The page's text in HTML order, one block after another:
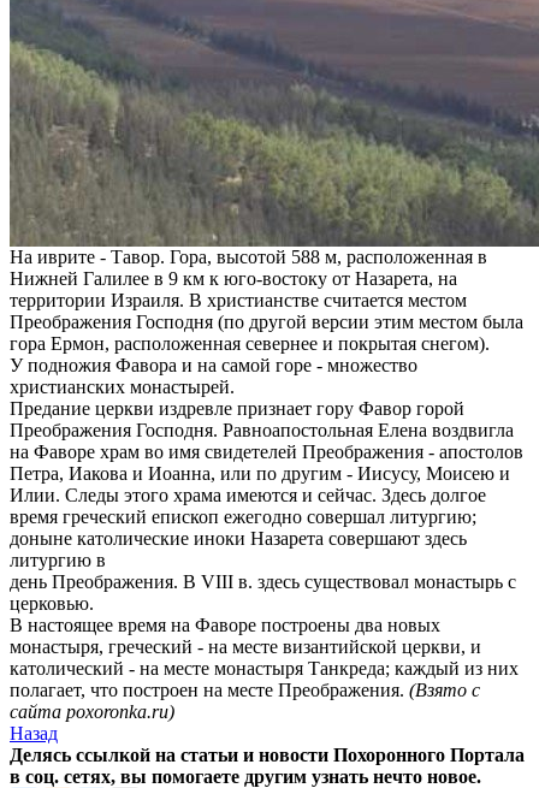
На иврите - Тавор. Гора, высотой 588 м, расположенная в
Нижней Галилее в 9 км к юго-востоку от Назарета, на
территории Израиля. В христианстве считается местом
Преображения Господня (по другой версии этим местом была
гора Ермон, расположенная севернее и покрытая снегом).
У подножия Фавора и на самой горе - множество
христианских монастырей.
Предание церкви издревле признает гору Фавор горой
Преображения Господня. Равноапостольная Елена воздвигла
на Фаворе храм во имя свидетелей Преображения - апостолов
Петра, Иакова и Иоанна, или по другим - Иисусу, Моисею и
Илии. Следы этого храма имеются и сейчас. Здесь долгое
время греческий епископ ежегодно совершал литургию;
доныне католические иноки Назарета совершают здесь
литургию в
день Преображения. В VIII в. здесь существовал монастырь с
церковью.
В настоящее время на Фаворе построены два новых
монастыря, греческий - на месте византийской церкви, и
католический - на месте монастыря Танкреда; каждый из них
полагает, что построен на месте Преображения. (Взято с
сайта poxoronka.ru)
Назад
Делясь ссылкой на статьи и новости Похоронного Портала
в соц. сетях, вы помогаете другим узнать нечто новое.